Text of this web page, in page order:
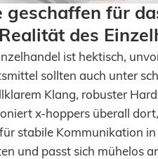
geschaffen für
des
ist hektisch,
sollten auch unter
Klang, robuster
x-hoppers überall
stabile Kommunikation
und passt sich mühelos